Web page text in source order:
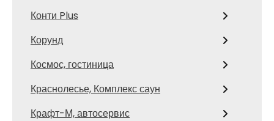
Конти Plus
Корунд
Космос, гостиница
Краснолесье, Комплекс саун
Крафт-М, автосервис